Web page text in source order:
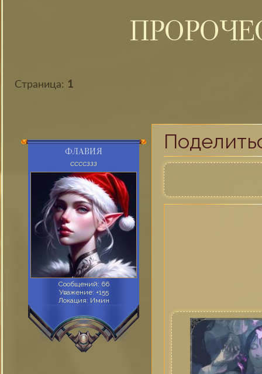
Страница: 1
ФЛАВИЯ
ССССЗЗЗ
Сообщений: 66
Уважение: +155
Локация: Имин